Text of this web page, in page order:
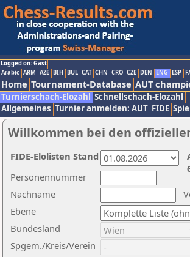
Logged on: Gast
Arabic ARM AZE BIH BUL CAT CHN CRO CZE DEN ENG ESP
Home Tournament-Database AUT
Turnierschach-Elozahl Schnellschach-Elozahl
Allgemeines Turnier anmelden: AUT FIDE
Willkommen bei den
Nachname
Ebene
Personennummer
Bundesland
Spgem./Kreis/Verein
FIDE-Elolisten Stand